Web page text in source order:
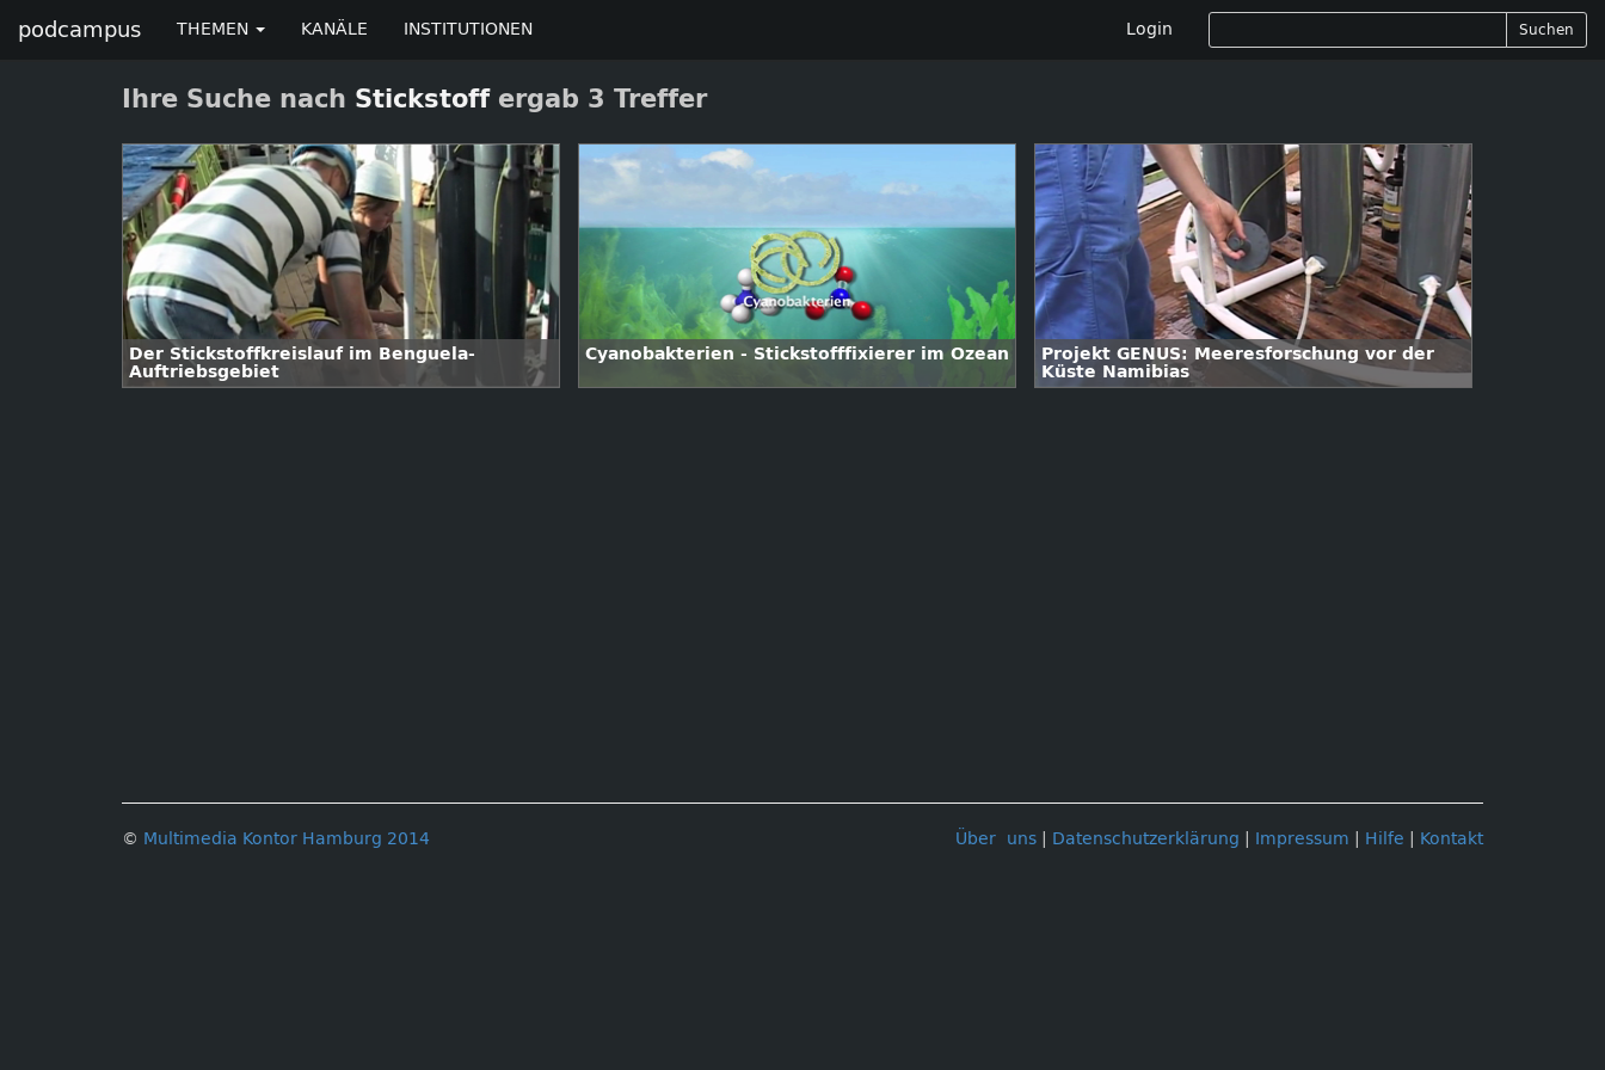
podcampus THEMEN KANÄLE INSTITUTIONEN Login Suchen
Ihre Suche nach Stickstoffergab 3 Treffer
Der Stickstoffkreislauf im Benguela-
Auftriebsgebiet
Cyanobakterien - Stickstofffixierer im Ozean
Projekt GENUS: Meeresforschung vor der
Küste Namibias
Über uns Datenschutzerklärung Impressum Hilfe Kontakt
© Multimedia Kontor Hamburg 2014